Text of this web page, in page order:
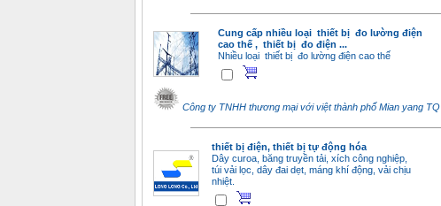
Cung cấp nhiều loại thiết bị đo lường điện
cao thế , thiết bị đo điện ...
Nhiều loại thiết bị đo lường điện cao thế
Công ty TNHH thương mại với việt thành phố Mian yang TQ
thiết bị điện, thiết bị tự động hóa
Dây curoa, băng truyền tải, xích công nghiệp,
túi vải lọc, dây đai dẹt, máng khí động, vải chịu
nhiệt.